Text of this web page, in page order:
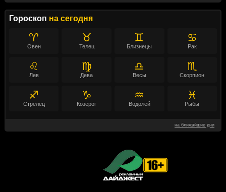
Гороскоп на сегодня
♈
Овен
♉
Телец
♊
Близнецы
♋
Рак
♌
Лев
♍
Дева
♎
Весы
♏
Скорпион
♐
Стрелец
♑
Козерог
♒
Водолей
♓
Рыбы
на ближайшие дни